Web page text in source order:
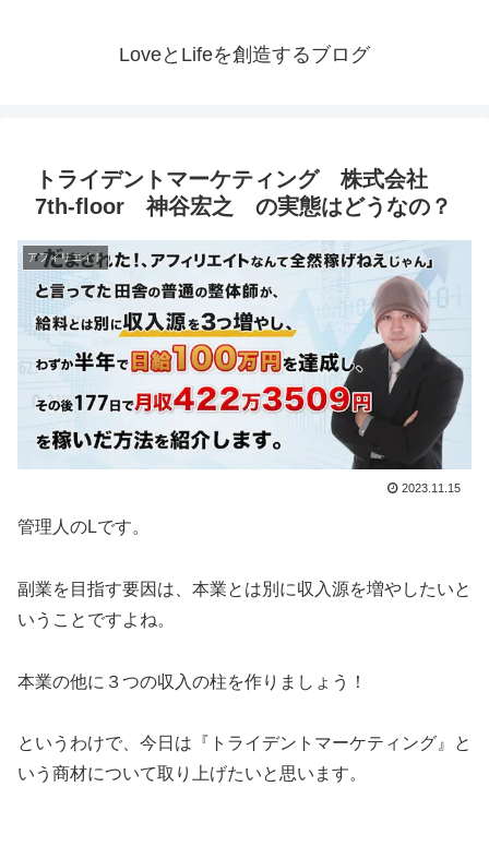
LoveとLifeを創造するブログ
トライデントマーケティング 株式会社
7th-floor 神谷宏之 の実態はどうなの？
アフィリエイト
2023.11.15
管理人のLです。
副業を目指す要因は、本業とは別に収入源を増やしたいと
いうことですよね。
本業の他に３つの収入の柱を作りましょう！
というわけで、今日は『トライデントマーケティング』と
いう商材について取り上げたいと思います。